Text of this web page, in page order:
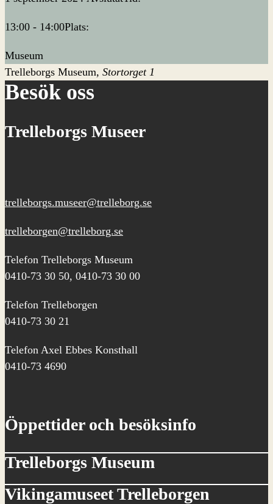
13:00 - 14:00Plats:
Museum
Trelleborgs Museum Stortorget 1
Besök oss
Trelleborgs Museer
trelleborgs.museer@trelleborg.se
trelleborgen@trelleborg.se
Telefon Trelleborgs Museum
0410-73 30 50, 0410-73 30 00
Telefon Trelleborgen
0410-73 30 21
Telefon Axel Ebbes Konsthall
0410-73 4690
Öppettider och besöksinfo
Trelleborgs Museum
Vikingamuseet Trelleborgen